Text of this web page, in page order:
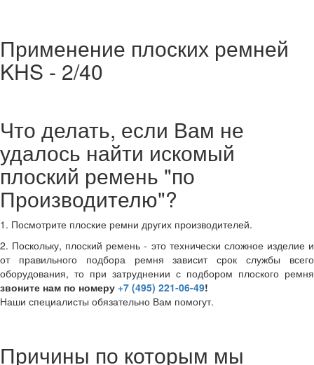
Применение плоских ремней
KHS - 2/40
Что делать, если Вам не
удалось найти искомый
плоский ремень "по
Производителю"?
1. Посмотрите плоские ремни других производителей.
2. Поскольку, плоский ремень - это технически сложное изделие и
от правильного подбора ремня зависит срок службы всего
оборудования, то при затруднении с подбором плоского ремня
звоните нам по номеру +7 (495) 221-06-49!
Наши специалисты обязательно Вам помогут.
Причины по которым мы